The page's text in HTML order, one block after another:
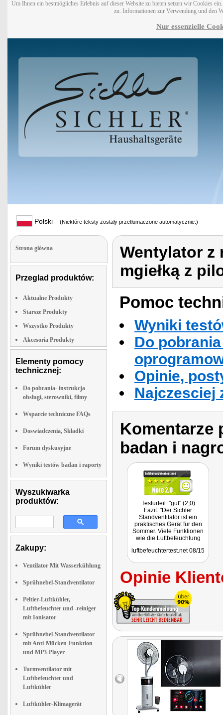
Um Ihnen ein bestmögliches Erlebnis auf dieser Website zu bieten setzen wir Cookies
zu. Informationen zur Verwendung und den
Nur essenzielle
Polski (Niektóre teksty zostały przetłumaczone automatycznie.)
Strona glówna
Przeglad produktów:
Aktualne Produkty
Starsze Produkty
Wszystko Produkty
Akcesoria Produkty
Elementy pomocy
technicznej:
Do pobrania- instrukcja
obslugi, sterowniki, filmy
Wsparcie techniczne FAQs
Doswiadczenia, Składki
Forum dyskusyjne
Wyniki testów badan i raporty
Wyszukiwarka
produktów:
Zakupy:
Ventilator Mit Wasserkühlung
Sprühnebel-Standventilator
Peltier-Luftkühler,
Luftbefeuchter und -reiniger
mit Ionisator
Sprühnebel-Standventilator
mit Anti-Mücken-Funktion
und MP3-Player
Turmventilator mit
Luftbefeuchter und
Luftkühler
Luftkühler-Klimagerät
Wentylator z
mgiełką z
Pomoc
Wyniki
Do
Opinie,
Najczesciej
Komentarze
badan i
Testurteil: "gut" (2,0)
Fazit: "Der Sichler
Standventilator ist ein
praktisches Gerät für den
Sommer. Viele Funktionen
wie die Luftbefeuchtung
zu einer Empfehlung."
luftbefeuchtertest.net 08/15
Opinie